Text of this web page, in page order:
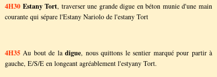
4H30 Estany Tort, traverser une grande digue en béton munie d'une main
courante qui sépare l'Estany Nariolo de l'estany Tort
4H35 Au bout de ladigue, nous quittons le sentier marqué pour partir à
gauche, E/S/E en longeant agréablement l'estyany Tort.